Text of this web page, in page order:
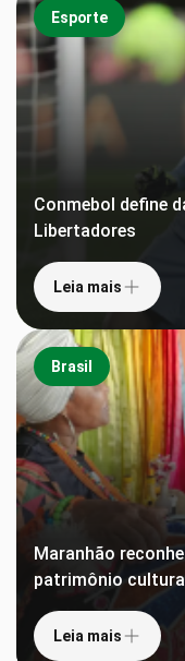
Esporte
Conmebol define
Libertadores
Leia mais
Brasil
Maranhão
patrimônio cultural
Leia mais